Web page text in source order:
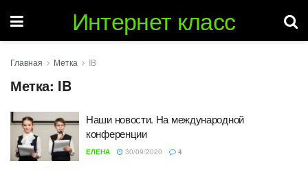
Интернет класс
Главная Метка IB
Метка: IB
Наши новости. На международной
конференции
ЕЛЕНА 30/09/2020 4